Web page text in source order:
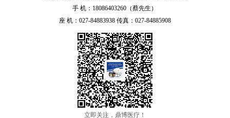
手 机：18086403260（蔡先生）
座 机：027-84883938 传真：027-84885908
立即关注，鼎博医疗！